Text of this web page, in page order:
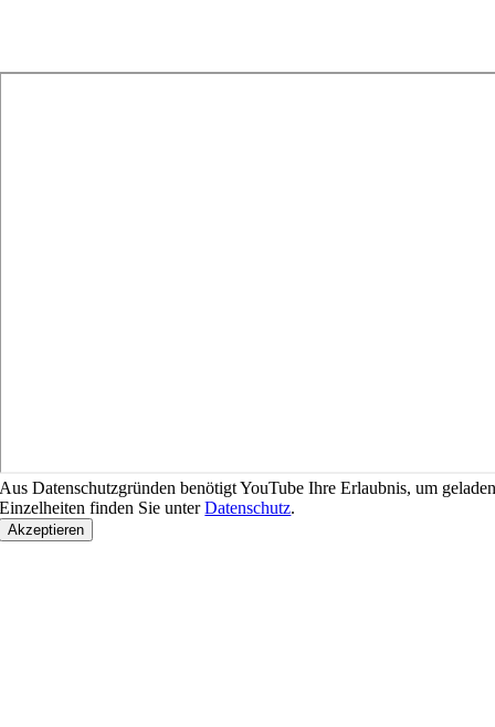
Aus Datenschutzgründen benötigt YouTube Ihre Erlaubnis, um
Einzelheiten finden Sie unterDatenschutz.
Akzeptieren